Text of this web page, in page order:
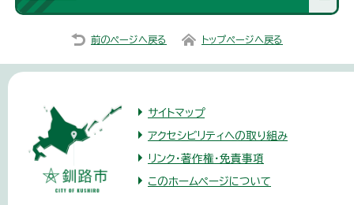
前のページへ戻る トップページへ戻る
サイトマップ
アクセシビリティへの取り組み
リンク・著作権・免責事項
このホームページについて